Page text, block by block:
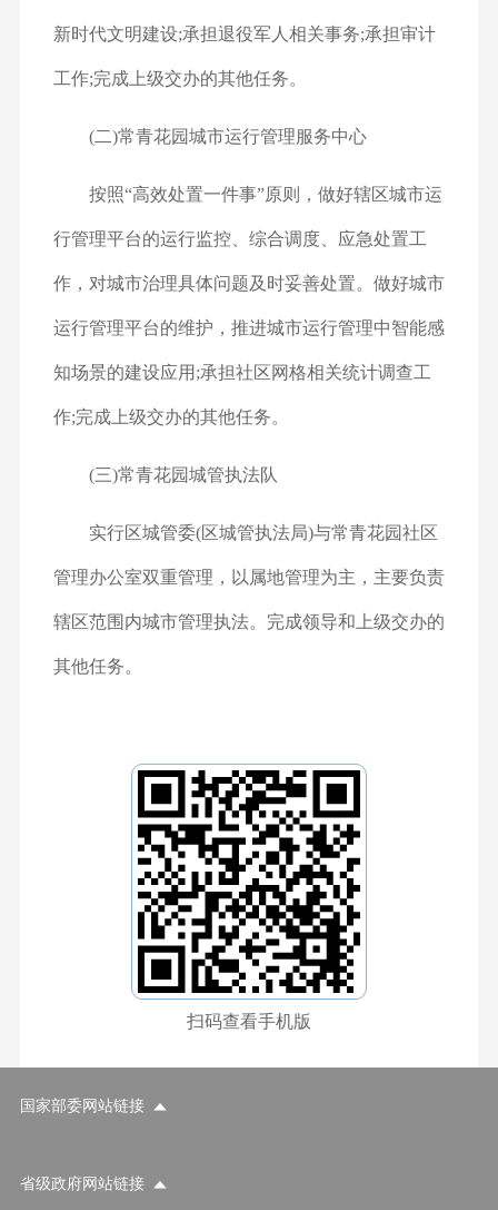
新时代文明建设;承担退役军人相关事务;承担审计
工作;完成上级交办的其他任务。
(二)常青花园城市运行管理服务中心
按照“高效处置一件事”原则，做好辖区城市运
行管理平台的运行监控、综合调度、应急处置工
作，对城市治理具体问题及时妥善处置。做好城市
运行管理平台的维护，推进城市运行管理中智能感
知场景的建设应用;承担社区网格相关统计调查工
作;完成上级交办的其他任务。
(三)常青花园城管执法队
实行区城管委(区城管执法局)与常青花园社区
管理办公室双重管理，以属地管理为主，主要负责
辖区范围内城市管理执法。完成领导和上级交办的
其他任务。
扫码查看手机版
国家部委网站链接
省级政府网站链接